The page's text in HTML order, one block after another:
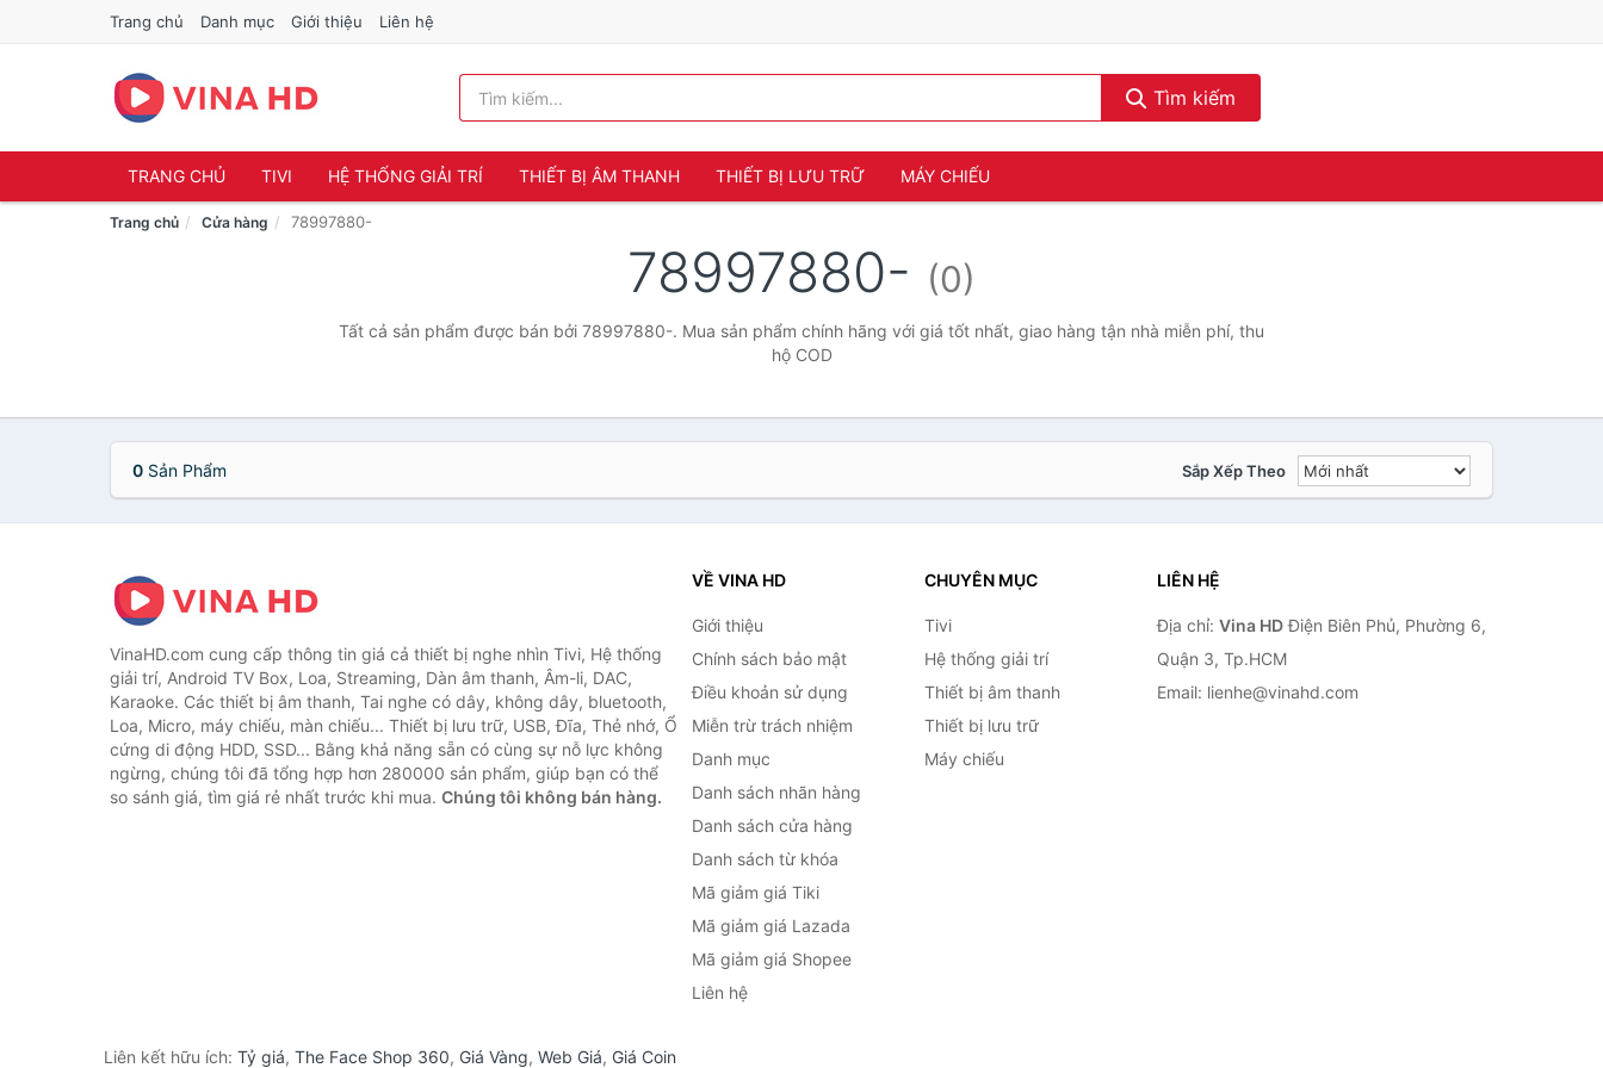
Trang chủ Danh mục Giới thiệu Liên hệ
Tìm kiếm
TRANG CHỦ TIVI HỆ THỐNG GIẢI TRÍ THIẾT BỊ ÂM THANH THIẾT BỊ LƯU TRỮ MÁY CHIẾU
Trang chủ Cửa hàng 78997880-
78997880- (0)
Tất cả sản phẩm được bán bởi 78997880-. Mua sản phẩm chính hãng với giá tốt nhất, giao hàng tận nhà miễn phí, thu
hộ COD
0 Sản Phẩm Sắp Xếp Theo
VinaHD.com cung cấp thông tin giá cả thiết bị nghe nhìn Tivi, Hệ thống
giải trí, Android TV Box, Loa, Streaming, Dàn âm thanh, Âm-li, DAC,
Karaoke. Các thiết bị âm thanh, Tai nghe có dây, không dây, bluetooth,
Loa, Micro, máy chiếu, màn chiếu... Thiết bị lưu trữ, USB, Đĩa, Thẻ nhớ, Ổ
cứng di động HDD, SSD... Bằng khả năng sẵn có cùng sự nỗ lực không
ngừng, chúng tôi đã tổng hợp hơn 280000 sản phẩm, giúp bạn có thể
so sánh giá, tìm giá rẻ nhất trước khi mua. Chúng tôi không bán hàng.
VỀ VINA HD
Giới thiệu
Chính sách bảo mật
Điều khoản sử dụng
Miễn trừ trách nhiệm
Danh mục
Danh sách nhãn hàng
Danh sách cửa hàng
Danh sách từ khóa
Mã giảm giá Tiki
Mã giảm giá Lazada
Mã giảm giá Shopee
Liên hệ
CHUYÊN MỤC
Tivi
Hệ thống giải trí
Thiết bị âm thanh
Thiết bị lưu trữ
Máy chiếu
LIÊN HỆ
Địa chỉ: Vina HDĐiện Biên Phủ, Phường 6,
Quận 3, Tp.HCM
Email: lienhe@vinahd.com
Liên kết hữu ích: Tỷ giá, The Face Shop 360, Giá Vàng, Web Giá, Giá Coin